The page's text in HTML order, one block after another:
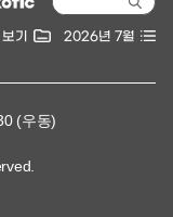
기 2026년 7월
(우동)